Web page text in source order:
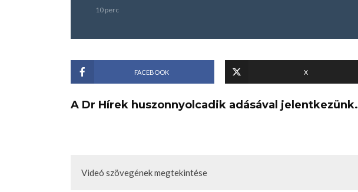
10 perc
FACEBOOK X
A Dr Hírek huszonnyolcadik adásával jelentkezünk.
Videó szövegének megtekintése